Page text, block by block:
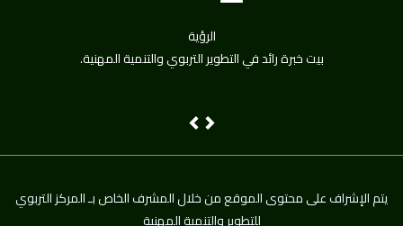
الرؤية
بيت خبرة رائد في التطوير التربوي والتنمية المهنية.
Next
يتم اﻹشراف على محتوى الموقع من خلال المشرف الخاص بـ المركز التربوي
للتطوير والتنمية المهنية